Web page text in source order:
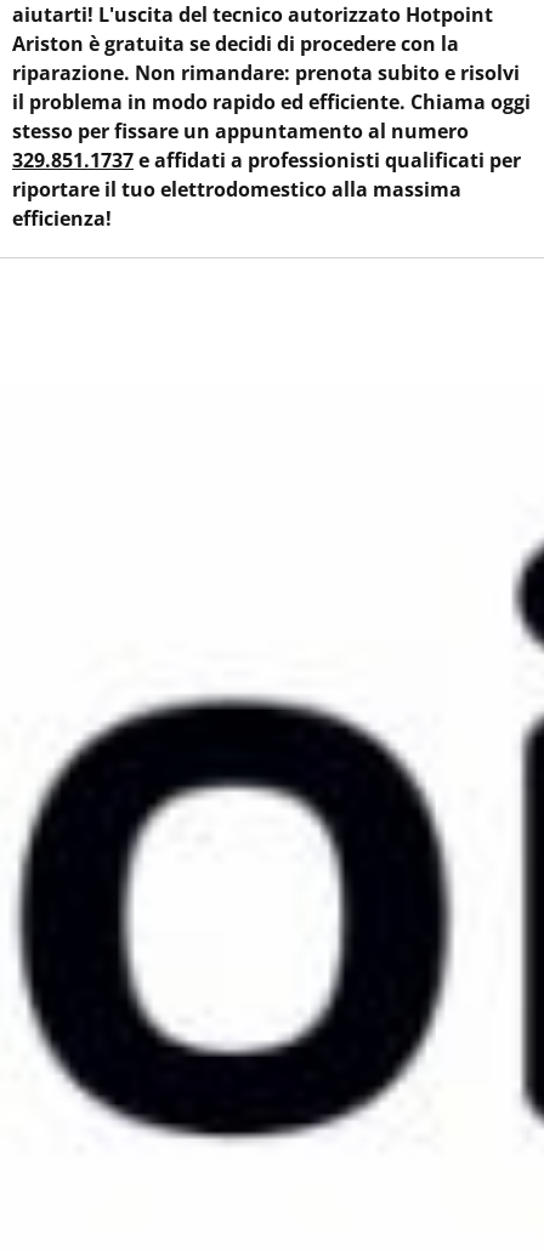
aiutarti! L'uscita del tecnico autorizzato Hotpoint
Ariston è gratuita se decidi di procedere con la
riparazione. Non rimandare: prenota subito e risolvi
il problema in modo rapido ed efficiente. Chiama oggi
stesso per fissare un appuntamento al numero
329.851.1737e affidati a professionisti qualificati per
riportare il tuo elettrodomestico alla massima
efficienza!